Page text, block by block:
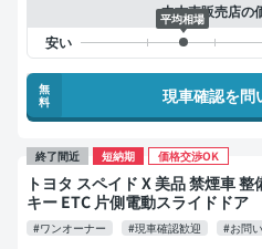
中古車販売店の
平均相場
無
料
現車確認を問
終了間近 短納期 価格交渉OK
トヨタ スペイド X 美品 禁煙車 整備記録簿あり ワイヤレス
キー ETC 片側電動スライドドア
#ワンオーナー #現車確認歓迎 #お問